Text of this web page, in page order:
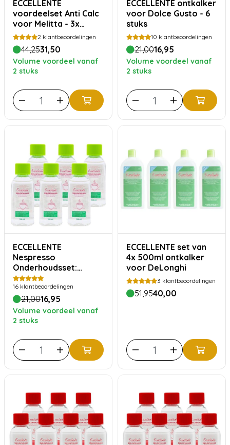
ECCELLENTE
voordeelset Anti Calc
voor Melitta - 3x
500ml2 klantbeoordelingen
44,2531,50
Volume voordeel vanaf
2 stuks
ECCELLENTE ontkalker
voor Dolce Gusto - 6
stuks
10 klantbeoordelingen
21,0016,95
Volume voordeel vanaf
2 stuks
ECCELLENTE
Nespresso
Onderhoudsset:
Jaarvoorraad
Ontkalker
16 klantbeoordelingen
21,0016,95
Volume voordeel vanaf
2 stuks
ECCELLENTE set van
4x 500ml ontkalker
voor DeLonghi
3 klantbeoordelingen
51,9540,00